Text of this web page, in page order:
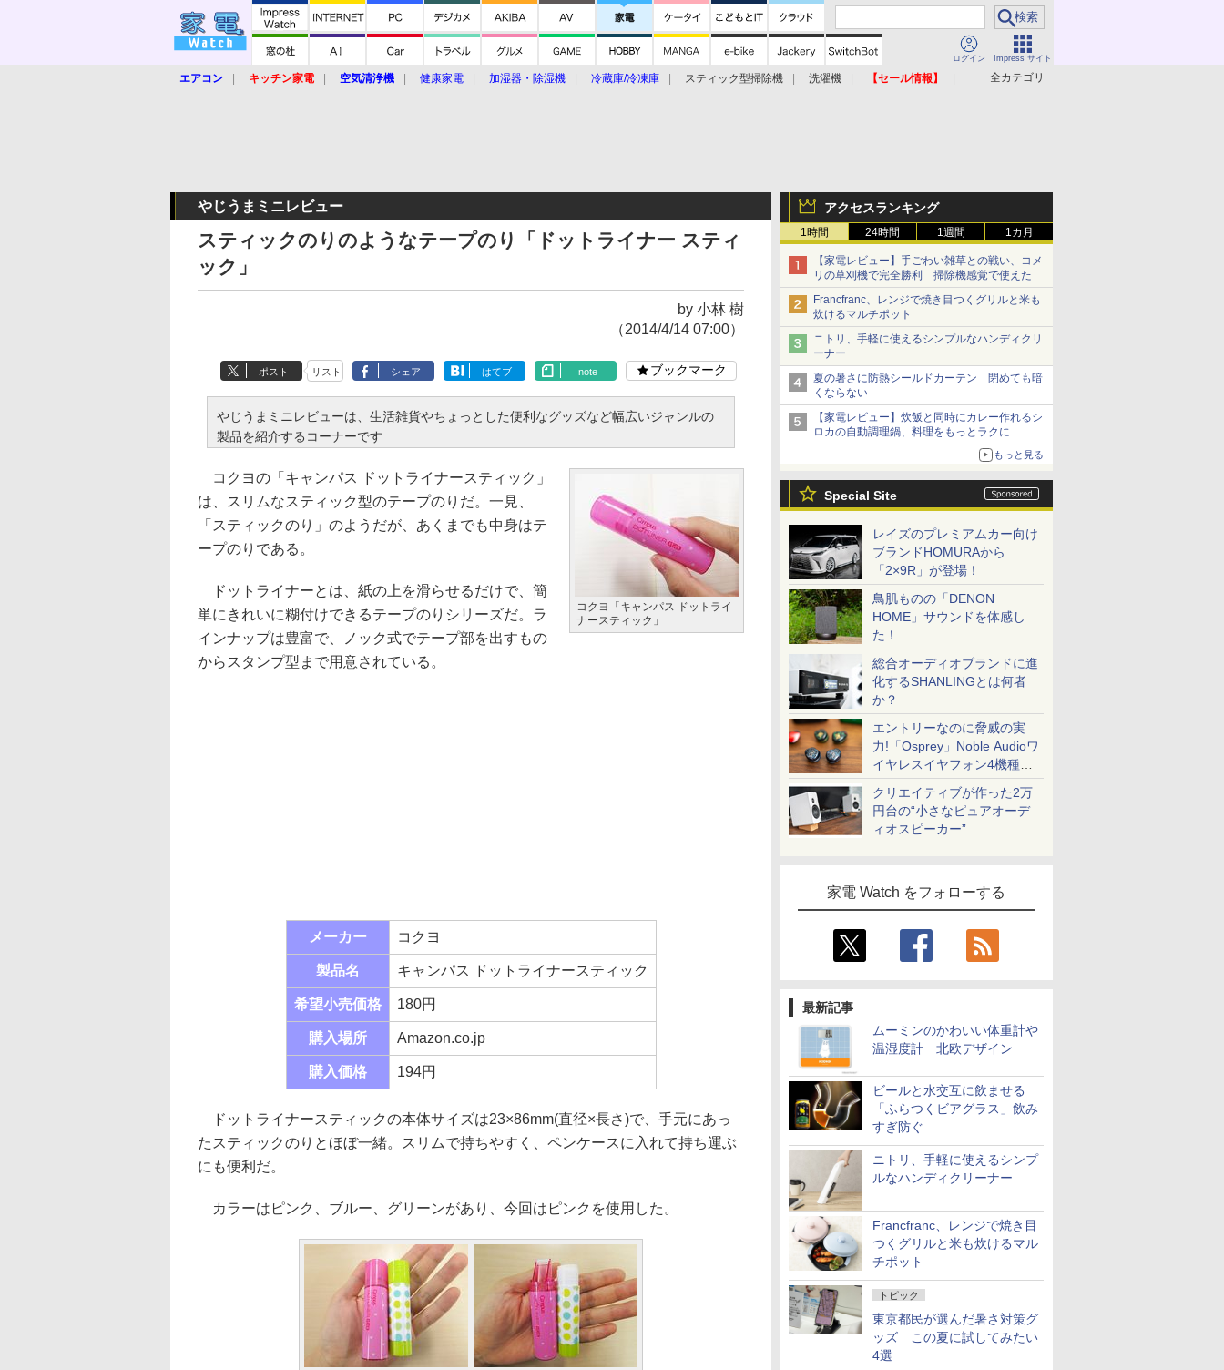
ログイン Impress サイト
全カテゴリ
エアコン キッチン家電 空気清浄機 健康家電 加湿器・除湿機 冷蔵庫/冷凍庫 スティック型掃除機 洗濯機
【セール情報】
アクセスランキング
1時間 24時間 1週間 1カ月
【家電レビュー】手ごわい雑草との戦い、コメ
リの草刈機で完全勝利 掃除機感覚で使えた
Francfranc、レンジで焼き目つくグリルと米も
炊けるマルチポット
ニトリ、手軽に使えるシンプルなハンディクリ
ーナー
夏の暑さに防熱シールドカーテン 閉めても暗
くならない
【家電レビュー】炊飯と同時にカレー作れるシ
ロカの自動調理鍋、料理をもっとラクに
もっと見る
Special Site
レイズのプレミアムカー向け
ブランドHOMURAから
「2×9R」が登場！
鳥肌ものの「DENON
HOME」サウンドを体感し
た！
総合オーディオブランドに進
化するSHANLINGとは何者
か？
エントリーなのに脅威の実
力!「Osprey」Noble Audioワ
イヤレスイヤフォン4機種を
一気に聴く
クリエイティブが作った2万
円台の“小さなピュアオーデ
ィオスピーカー”
家電 Watch をフォローする
最新記事
ムーミンのかわいい体重計や
温湿度計 北欧デザイン
ビールと水交互に飲ませる
「ふらつくビアグラス」飲み
すぎ防ぐ
ニトリ、手軽に使えるシンプ
ルなハンディクリーナー
Francfranc、レンジで焼き目
つくグリルと米も炊けるマル
チポット
トピック
東京都民が選んだ暑さ対策グ
ッズ この夏に試してみたい
4選
やじうまミニレビュー
スティックのりのようなテープのり「ドットライナー スティ
ック」
by 小林 樹
（2014/4/14 07:00）
ポスト リスト シェア はてブ note ブックマーク
やじうまミニレビューは、生活雑貨やちょっとした便利なグッズなど幅広いジャンルの
製品を紹介するコーナーです
コクヨ「キャンパス ドットライ
ナースティック」
コクヨの「キャンパス ドットライナースティック」
は、スリムなスティック型のテープのりだ。一見、
「スティックのり」のようだが、あくまでも中身はテ
ープのりである。
ドットライナーとは、紙の上を滑らせるだけで、簡
単にきれいに糊付けできるテープのりシリーズだ。ラ
インナップは豊富で、ノック式でテープ部を出すもの
からスタンプ型まで用意されている。
メーカー コクヨ
製品名 キャンパス ドットライナースティック
希望小売価格 180円
購入場所 Amazon.co.jp
購入価格 194円
ドットライナースティックの本体サイズは23×86mm(直径×長さ)で、手元にあっ
たスティックのりとほぼ一緒。スリムで持ちやすく、ペンケースに入れて持ち運ぶ
にも便利だ。
カラーはピンク、ブルー、グリーンがあり、今回はピンクを使用した。